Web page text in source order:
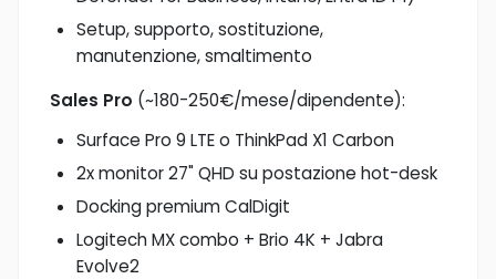
Setup, supporto, sostituzione,
manutenzione, smaltimento
Sales Pro (~180-250€/mese/dipendente):
Surface Pro 9 LTE o ThinkPad X1 Carbon
2x monitor 27" QHD su postazione hot-desk
Docking premium CalDigit
Logitech MX combo + Brio 4K + Jabra
Evolve2